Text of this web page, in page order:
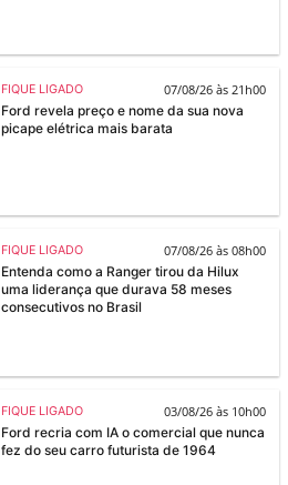
FIQUE LIGADO
07/08/26 às 21h00
Ford revela preço e nome da sua nova
picape elétrica mais barata
FIQUE LIGADO
07/08/26 às 08h00
Entenda como a Ranger tirou da Hilux
uma liderança que durava 58 meses
consecutivos no Brasil
FIQUE LIGADO
03/08/26 às 10h00
Ford recria com IA o comercial que nunca
fez do seu carro futurista de 1964